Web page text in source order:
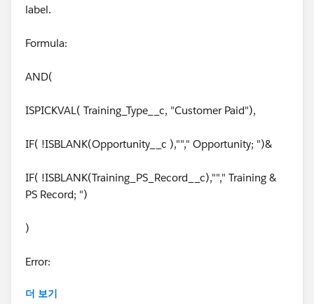
label.
Formula:
AND(
ISPICKVAL( Training_Type__c, "Customer Paid"),
IF( !ISBLANK(Opportunity__c ),""," Opportunity; ")&
IF( !ISBLANK(Training_PS_Record__c),""," Training &
PS Record; ")
)
Error:
Error: Incorrect parameter type for function 'AND()'.
더 보기